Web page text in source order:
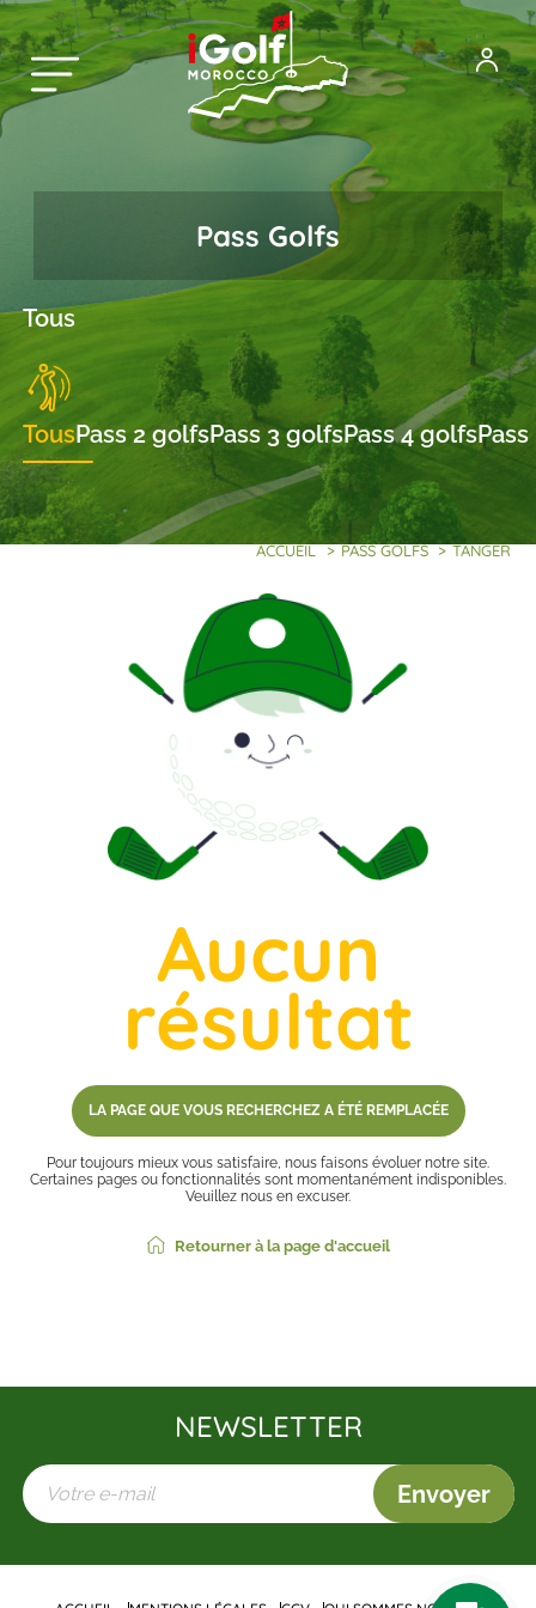
Pass Golfs
Tous
TousPass 2 golfsPass 3 golfsPass 4 golfs
ACCUEIL > PASS GOLFS > TANGER
Aucun
résultat
LA PAGE QUE VOUS RECHERCHEZ A ÉTÉ REMPLACÉE
Pour toujours mieux vous satisfaire, nous faisons évoluer notre site.
Certaines pages ou fonctionnalités sont momentanément indisponibles.
Veuillez nous en excuser.
Retourner à la page d'accueil
NEWSLETTER
Envoyer